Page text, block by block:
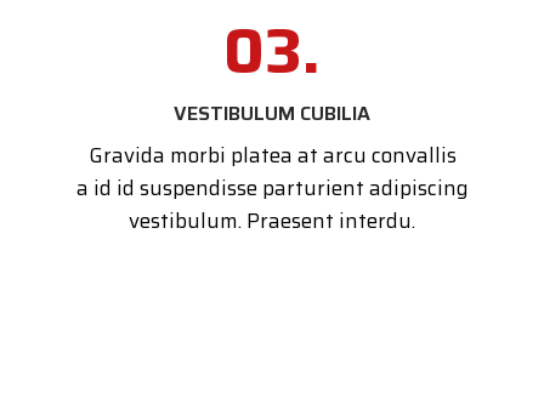
03.
VESTIBULUM CUBILIA
Gravida morbi platea at arcu convallis
a id id suspendisse parturient adipiscing
vestibulum. Praesent interdu.